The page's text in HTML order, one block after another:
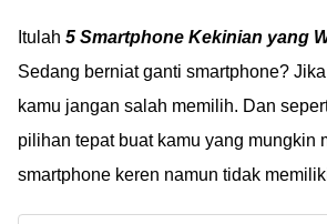
Itulah 5 Smartphone Kekinian yang
Sedang berniat ganti smartphone?
kamu jangan salah memilih. Dan
pilihan tepat buat kamu yang mungkin
smartphone keren namun tidak